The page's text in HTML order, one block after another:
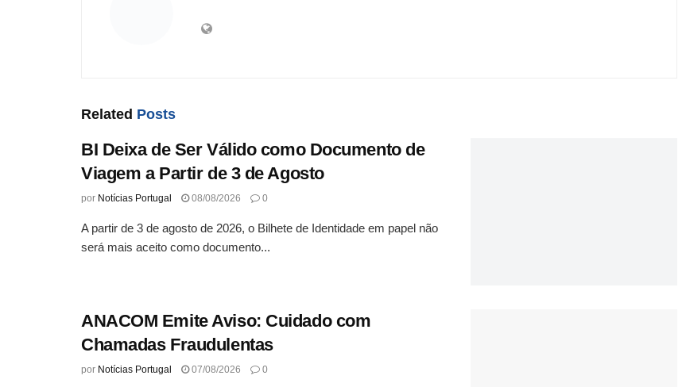
Related Posts
BI Deixa de Ser Válido como Documento de
Viagem a Partir de 3 de Agosto
por Notícias Portugal 08/08/2026 0
A partir de 3 de agosto de 2026, o Bilhete de Identidade em papel não
será mais aceito como documento...
ANACOM Emite Aviso: Cuidado com
Chamadas Fraudulentas
por Notícias Portugal 07/08/2026 0